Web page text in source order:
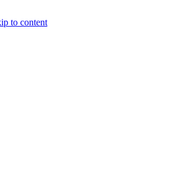
to content